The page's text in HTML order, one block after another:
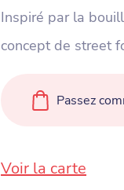
Inspiré par la
concept de street
Passez
Voir la carte